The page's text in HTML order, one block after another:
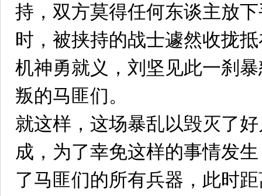
持，双方莫得任何东谈主放
时，被挟持的战士遽然收拢
机神勇就义，刘坚见此一刹
叛的马匪们。
就这样，这场暴乱以毁灭了
成，为了幸免这样的事情发
了马匪们的所有兵器，此时